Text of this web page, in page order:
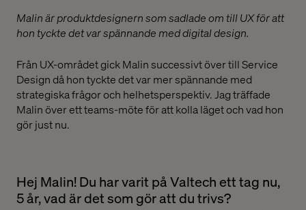
Malin är produktdesignern som sadlade om till UX för att
hon tyckte det var spännande med digital design.
Från UX-området gick Malin successivt över till Service
Design då hon tyckte det var mer spännande med
strategiska frågor och helhetsperspektiv. Jag träffade
Malin över ett teams-möte för att kolla läget och vad hon
gör just nu.
Hej Malin! Du har varit på Valtech ett tag nu,
5 år, vad är det som gör att du trivs?